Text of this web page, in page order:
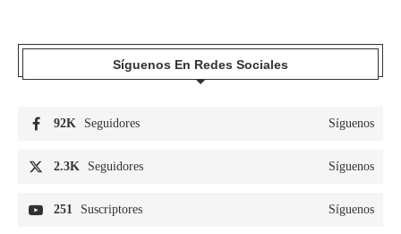
Síguenos En Redes Sociales
92K Seguidores Síguenos
2.3K Seguidores Síguenos
251 Suscriptores Síguenos